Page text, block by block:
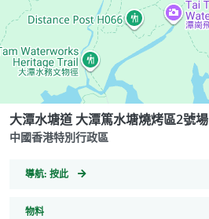
中國香港特別行政區
大潭水塘道 大潭篤水塘燒烤區2號場
導航: GeoCoordinates
按此
物料